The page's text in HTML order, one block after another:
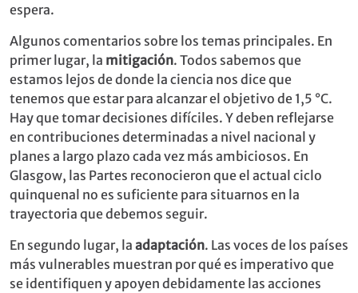
espera.
Algunos comentarios sobre los temas principales. En
primer lugar, la mitigación. Todos sabemos que
estamos lejos de donde la ciencia nos dice que
tenemos que estar para alcanzar el objetivo de 1,5 °C.
Hay que tomar decisiones difíciles. Y deben reflejarse
en contribuciones determinadas a nivel nacional y
planes a largo plazo cada vez más ambiciosos. En
Glasgow, las Partes reconocieron que el actual ciclo
quinquenal no es suficiente para situarnos en la
trayectoria que debemos seguir.
En segundo lugar, la adaptación. Las voces de los países
más vulnerables muestran por qué es imperativo que
se identifiquen y apoyen debidamente las acciones